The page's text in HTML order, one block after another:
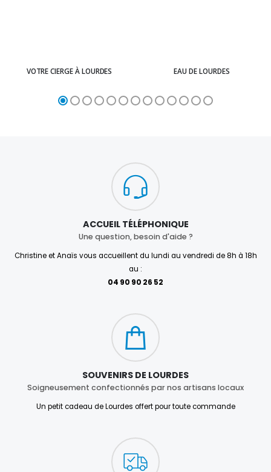
VOTRE CIERGE À LOURDES EAU DE LOURDES
ACCUEIL TÉLÉPHONIQUE
Une question, besoin d'aide ?
Christine et Anaïs vous accueillent du lundi au vendredi de 8h à 18h
au :
04 90 90 26 52
SOUVENIRS DE LOURDES
Soigneusement confectionnés par nos artisans locaux
Un petit cadeau de Lourdes offert pour toute commande